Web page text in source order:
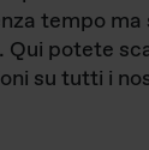
tempo
potete
su tutti i